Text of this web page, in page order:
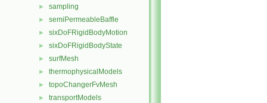
► sampling
► semiPermeableBaffle
► sixDoFRigidBodyMotion
► sixDoFRigidBodyState
► surfMesh
► thermophysicalModels
► topoChangerFvMesh
► transportModels